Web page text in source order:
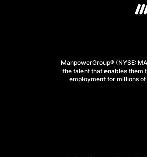
ManpowerGroup® (NYSE:
the talent that enables them
employment for millions